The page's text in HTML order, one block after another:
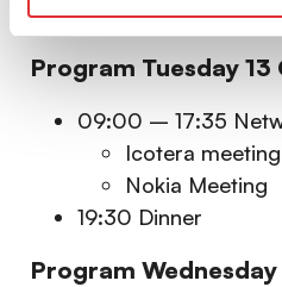
20:30 Dinner
Program Tuesday
09:00 – 17:35
Icotera meeting
Nokia Meeting
19:30 Dinner
Program